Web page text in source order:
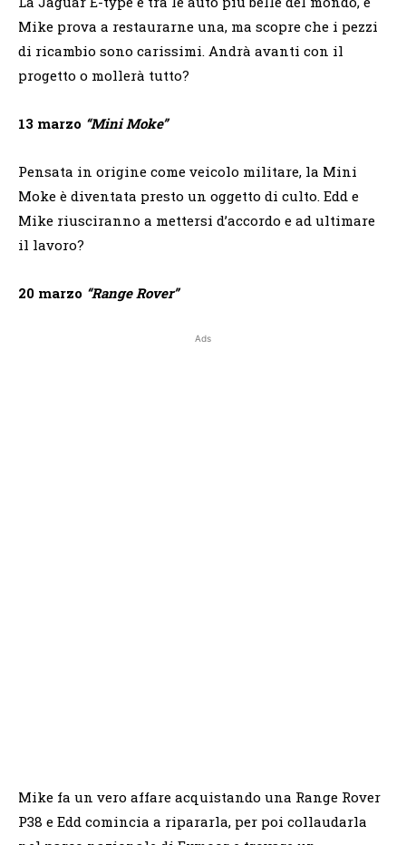
Mike prova a restaurarne una, ma scopre che i pezzi
di ricambio sono carissimi. Andrà avanti con il
progetto o mollerà tutto?
13 marzo “Mini Moke”
Pensata in origine come veicolo militare, la Mini
Moke è diventata presto un oggetto di culto. Edd e
Mike riusciranno a mettersi d’accordo e ad ultimare
il lavoro?
20 marzo “Range Rover”
Ads
Mike fa un vero affare acquistando una Range Rover
P38 e Edd comincia a ripararla, per poi collaudarla